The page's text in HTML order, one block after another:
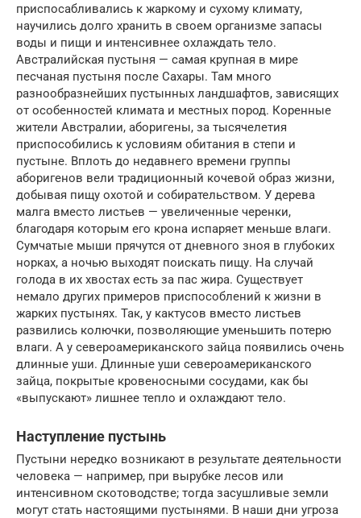
приспосабливались к жаркому и сухому климату,
научились долго хранить в своем организме запасы
воды и пищи и интенсивнее охлаждать тело.
Австралийская пустыня — самая крупная в мире
песчаная пустыня после Сахары. Там много
разнообразнейших пустынных ландшафтов, зависящих
от особенностей климата и местных пород. Коренные
жители Австралии, аборигены, за тысячелетия
приспособились к условиям обитания в степи и
пустыне. Вплоть до недавнего времени группы
аборигенов вели традиционный кочевой образ жизни,
добывая пищу охотой и собирательством. У дерева
малга вместо листьев — увеличенные черенки,
благодаря которым его крона испаряет меньше влаги.
Сумчатые мыши прячутся от дневного зноя в глубоких
норках, а ночью выходят поискать пищу. На случай
голода в их хвостах есть за пас жира. Существует
немало других примеров приспособлений к жизни в
жарких пустынях. Так, у кактусов вместо листьев
развились колючки, позволяющие уменьшить потерю
влаги. А у североамериканского зайца появились очень
длинные уши. Длинные уши североамериканского
зайца, покрытые кровеносными сосудами, как бы
«выпускают» лишнее тепло и охлаждают тело.
Наступление пустынь
Пустыни нередко возникают в результате деятельности
человека — например, при вырубке лесов или
интенсивном скотоводстве; тогда засушливые земли
могут стать настоящими пустынями. В наши дни угроза